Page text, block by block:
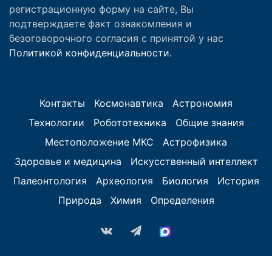
регистрационную форму на сайте, Вы
подтверждаете факт ознакомления и
безоговорочного согласия с принятой у нас
Политикой конфиденциальности.
Контакты Космонавтика
Астрономия
Технологии
Робототехника
Общие знания
Местоположение МКС
Астрофизика
Здоровье и медицина
Искусственный интеллект
Палеонтология
Археология Биология
История
Природа
Химия Определения
vk.com Telegram